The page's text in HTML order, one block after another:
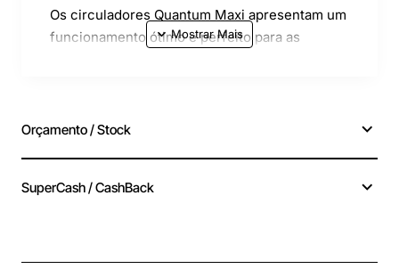
Os circuladores Quantum Maxi apresentam um
funcionamento ótimo e perfeito para as
Índice de Eficiência Energética IEE
Alta tecnologia
Orçamento / Stock
SuperCash / CashBack